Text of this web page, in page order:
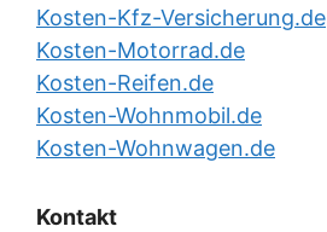
Kosten-Kfz-Versicherung.de
Kosten-Motorrad.de
Kosten-Reifen.de
Kosten-Wohnmobil.de
Kosten-Wohnwagen.de
Kontakt